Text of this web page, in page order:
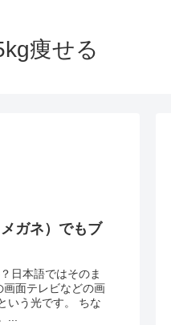
痩せる
ガネ）でもブ
日本語ではそのま
面テレビなどの画
いう光です。 ちな
...